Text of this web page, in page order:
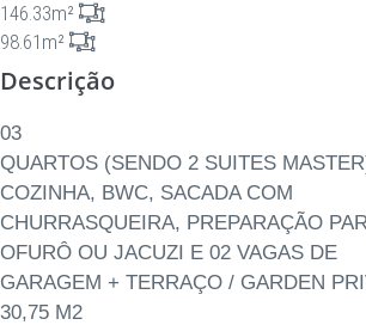
146.33m²
98.61m²
Descrição
03
QUARTOS (SENDO 2 SUITES
COZINHA, BWC, SACADA COM
CHURRASQUEIRA, PREPARAÇÃO
OFURÔ OU JACUZI E 02 VAGAS DE
GARAGEM + TERRAÇO / GARDEN
30,75 M2